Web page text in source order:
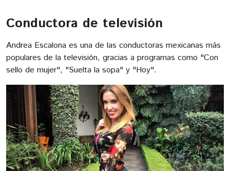
Conductora de televisión
Andrea Escalona es una de las conductoras mexicanas más
populares de la televisión, gracias a programas como "Con
sello de mujer", "Suelta la sopa" y "Hoy".